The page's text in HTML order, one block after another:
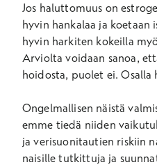
Jos haluttomuus on
hyvin hankalaa ja koetaan
hyvin harkiten kokeilla
Arviolta voidaan sanoa,
hoidosta, puolet ei.
Ongelmallisen näistä
emme tiedä niiden
ja verisuonitautien riskiin
naisille tutkittuja ja